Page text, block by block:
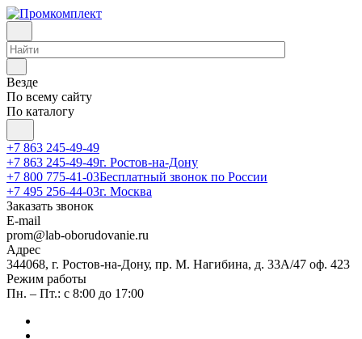
Везде
По всему сайту
По каталогу
+7 863 245-49-49
+7 863 245-49-49г. Ростов-на-Дону
+7 800 775-41-03Бесплатный звонок по России
+7 495 256-44-03г. Москва
Заказать звонок
E-mail
prom@lab-oborudovanie.ru
Адрес
344068, г. Ростов-на-Дону, пр. М. Нагибина, д. 33А/47 оф. 423
Режим работы
Пн. – Пт.: с 8:00 до 17:00